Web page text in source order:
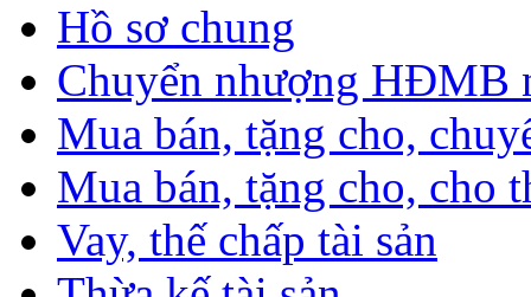
Hồ sơ chung
Chuyển nhượng HĐMB
Mua bán, tặng cho,
Mua bán, tặng cho, cho
Vay, thế chấp tài sản